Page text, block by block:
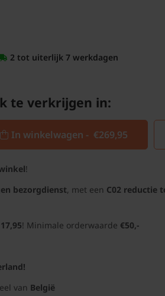
2 tot uiterlijk 7 werkdagen
te verkrijgen in:
In winkelwagen - €269,95
!
bezorgdienst, met een C02 reductie
! Minimale orderwaarde €50,-
van België